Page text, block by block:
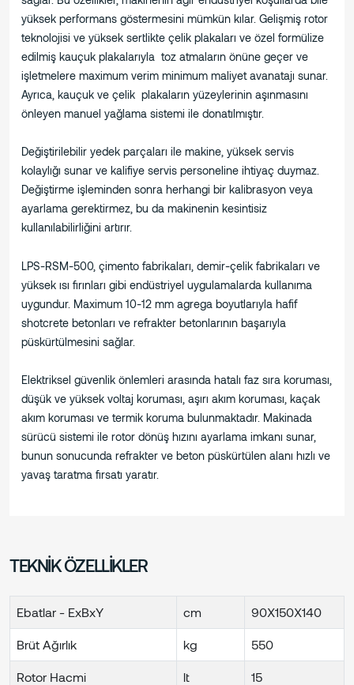
yüksek performans göstermesini mümkün kılar. Gelişmiş rotor
teknolojisi ve yüksek sertlikte çelik plakaları ve özel formülize
edilmiş kauçuk plakalarıyla toz atmaların önüne geçer ve
işletmelere maximum verim minimum maliyet avanatajı sunar.
Ayrıca, kauçuk ve çelik plakaların yüzeylerinin aşınmasını
önleyen manuel yağlama sistemi ile donatılmıştır.
Değiştirilebilir yedek parçaları ile makine, yüksek servis
kolaylığı sunar ve kalifiye servis personeline ihtiyaç duymaz.
Değiştirme işleminden sonra herhangi bir kalibrasyon veya
ayarlama gerektirmez, bu da makinenin kesintisiz
kullanılabilirliğini artırır.
LPS-RSM-500, çimento fabrikaları, demir-çelik fabrikaları ve
yüksek ısı fırınları gibi endüstriyel uygulamalarda kullanıma
uygundur. Maximum 10-12 mm agrega boyutlarıyla hafif
shotcrete betonları ve refrakter betonlarının başarıyla
püskürtülmesini sağlar.
Elektriksel güvenlik önlemleri arasında hatalı faz sıra koruması,
düşük ve yüksek voltaj koruması, aşırı akım koruması, kaçak
akım koruması ve termik koruma bulunmaktadır. Makinada
sürücü sistemi ile rotor dönüş hızını ayarlama imkanı sunar,
bunun sonucunda refrakter ve beton püskürtülen alanı hızlı ve
yavaş taratma fırsatı yaratır.
TEKNİK ÖZELLİKLER
Ebatlar - ExBxY cm 90X150X140
Brüt Ağırlık kg 550
Rotor Hacmi lt 15